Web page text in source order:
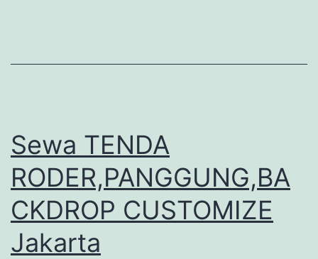
Sewa TENDA
RODER,PANGGUNG,BA
CKDROP CUSTOMIZE
Jakarta